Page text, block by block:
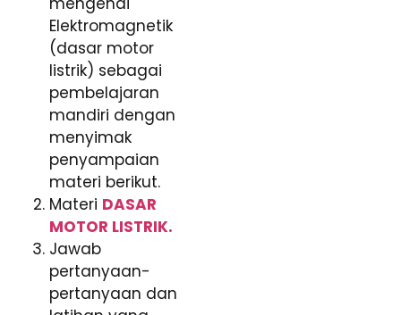
Elektromagnetik
(dasar motor
listrik) sebagai
pembelajaran
mandiri dengan
menyimak
penyampaian
materi berikut.
Materi DASAR
MOTOR LISTRIK.
Jawab
pertanyaan-
pertanyaan dan